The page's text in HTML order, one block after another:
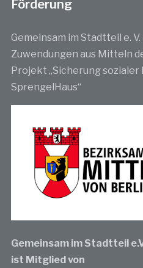
Förderung
Gemeinsam im Stadtteil e.
Zuwendungen aus Mitteln
Projekt „Sicherung
SprengelHaus“
Gemeinsam im Stadtteil
ist Mitglied von